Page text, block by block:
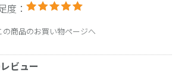
度：
の商品のお買い物ページへ
ビュー